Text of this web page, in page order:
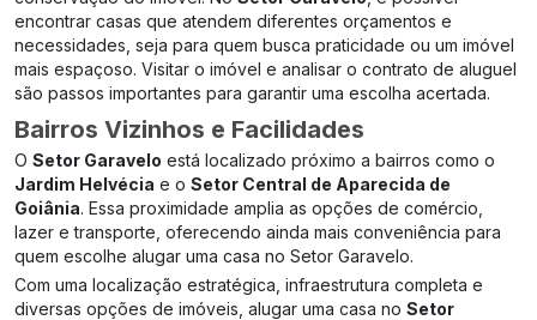
encontrar casas que atendem diferentes orçamentos e
necessidades, seja para quem busca praticidade ou um imóvel
mais espaçoso. Visitar o imóvel e analisar o contrato de aluguel
são passos importantes para garantir uma escolha acertada.
Bairros Vizinhos e Facilidades
O Setor Garavelo está localizado próximo a bairros como o
Jardim Helvécia e o Setor Central de Aparecida de
Goiânia. Essa proximidade amplia as opções de comércio,
lazer e transporte, oferecendo ainda mais conveniência para
quem escolhe alugar uma casa no Setor Garavelo.
Com uma localização estratégica, infraestrutura completa e
diversas opções de imóveis, alugar uma casa no Setor